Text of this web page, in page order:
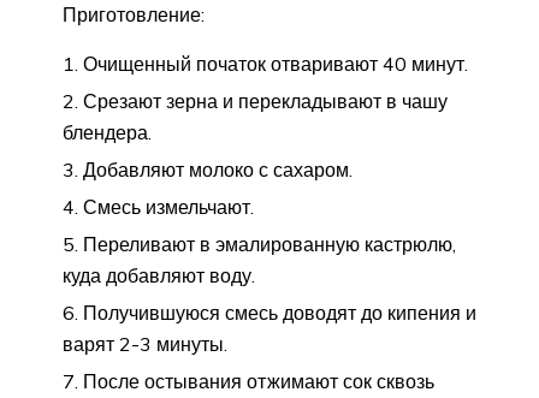
Приготовление:
Очищенный початок отваривают 40 минут.
Срезают зерна и перекладывают в чашу
блендера.
Добавляют молоко с сахаром.
Смесь измельчают.
Переливают в эмалированную кастрюлю,
куда добавляют воду.
Получившуюся смесь доводят до кипения и
варят 2-3 минуты.
После остывания отжимают сок сквозь